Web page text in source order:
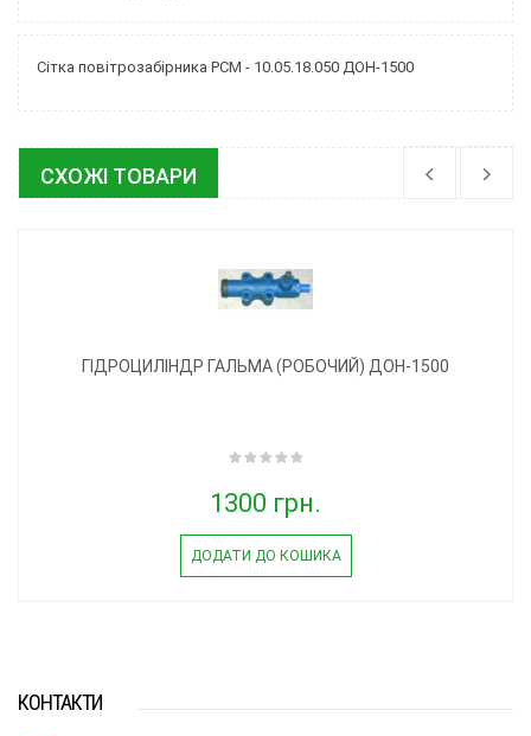
Сітка повітрозабірника РСМ - 10.05.18.050 ДОН-1500
СХОЖІ ТОВАРИ
ГІДРОЦИЛІНДР ГАЛЬМА (РОБОЧИЙ) ДОН-1500
1300 грн.
ДОДАТИ ДО КОШИКА
КОНТАКТИ